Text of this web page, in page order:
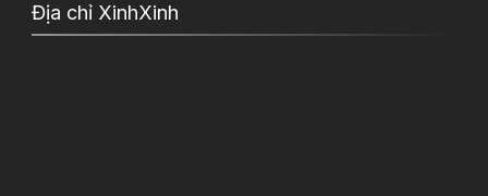
Địa chỉ XinhXinh